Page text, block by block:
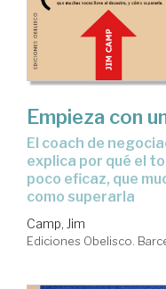
Empieza con
El coach de negociación con más éxito de EE.UU.
explica por qué el
poco eficaz, que
como superarla
Camp, Jim
Ediciones Obelisco.